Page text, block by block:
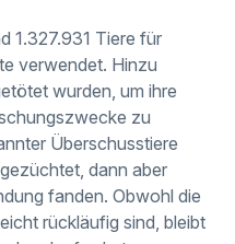
1.327.931 Tiere für
verwendet. Hinzu
wurden, um ihre
zu
Überschusstiere
dann aber
fanden. Obwohl die
rückläufig sind, bleibt